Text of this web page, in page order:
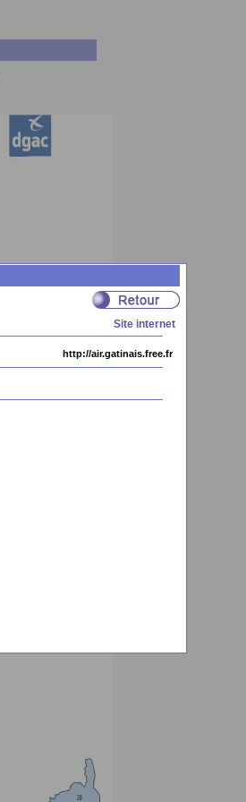
Site internet
http://air.gatinais.free.fr